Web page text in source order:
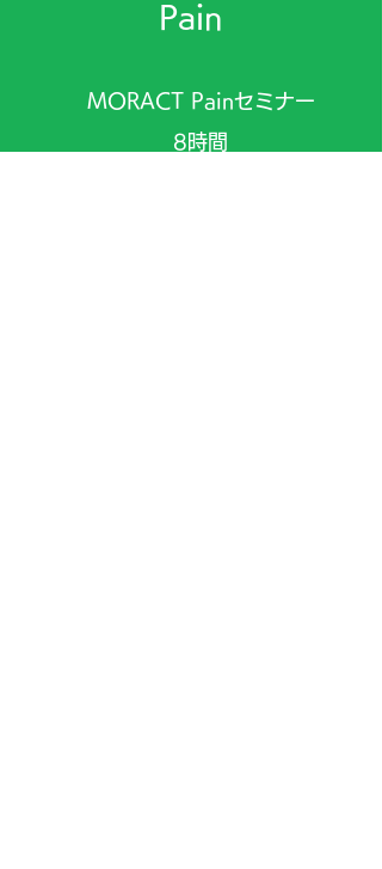
Pain
MORACT Painセミナー
8時間